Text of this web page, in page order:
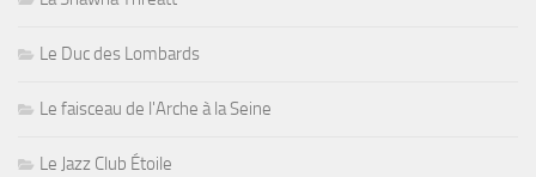
Le Duc des Lombards
Le faisceau de l'Arche à la Seine
Le Jazz Club Étoile